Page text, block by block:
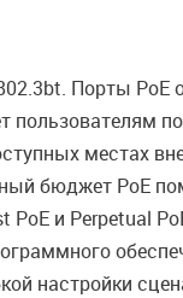
Порты PoE
местах
бюджет PoE
PoE и Perpetual
настройки